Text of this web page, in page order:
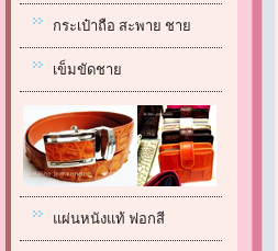
กระเป๋าถือ สะพาย ชาย
เข็มขัดชาย
แผ่นหนังแท้ ฟอกสี